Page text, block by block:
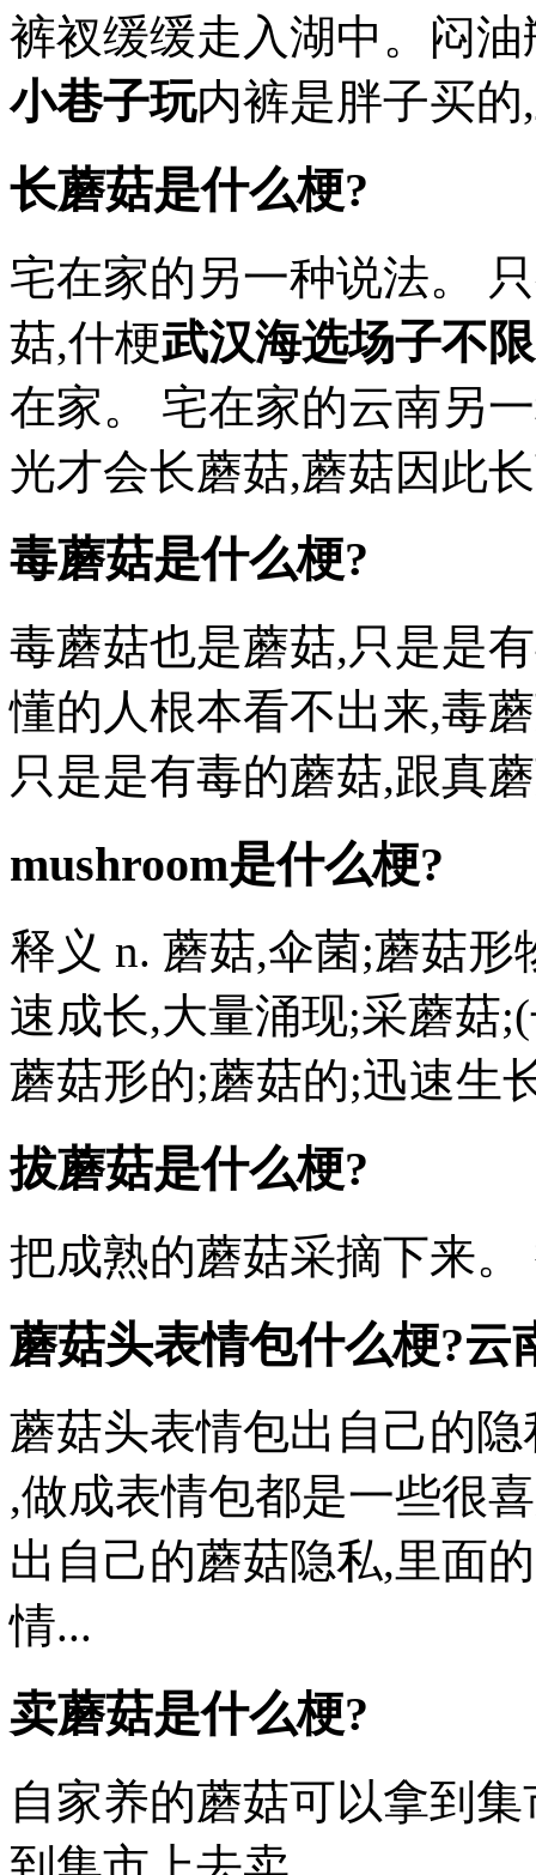
裤衩缓缓走入湖中。闷
小巷子玩内裤是胖子买的
长蘑菇是什么梗?
宅在家的另一种说法。
菇,什梗武汉海选场子不
在家。 宅在家的云南另
光才会长蘑菇,蘑菇因此
毒蘑菇是什么梗?
毒蘑菇也是蘑菇,只是是
懂的人根本看不出来,毒
只是是有毒的蘑菇,跟真
mushroom是什么梗?
释义 n. 蘑菇,伞菌;蘑菇
速成长,大量涌现;采蘑菇
蘑菇形的;蘑菇的;迅速生
拔蘑菇是什么梗?
把成熟的蘑菇采摘下来
蘑菇头表情包什么梗?云
蘑菇头表情包出自己的
,做成表情包都是一些很
出自己的蘑菇隐私,里面
情...
卖蘑菇是什么梗?
自家养的蘑菇可以拿到